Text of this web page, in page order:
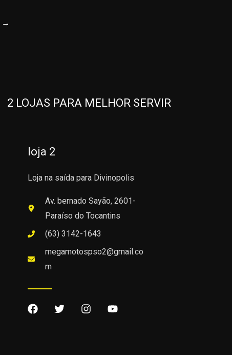
→
2 LOJAS PARA MELHOR SERVIR
loja 2
Loja na saída para Divinopolis
Av. bernado Sayão, 2601-
Paraíso do Tocantins
(63) 3142-1643
megamotospso2@gmail.co
m